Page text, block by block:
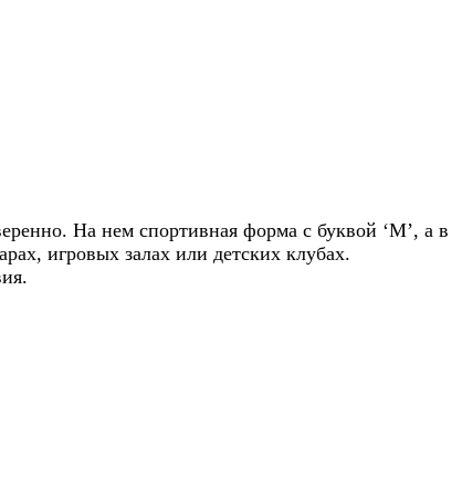
На нем спортивная форма с буквой ‘M’, а в
игровых залах или детских клубах.